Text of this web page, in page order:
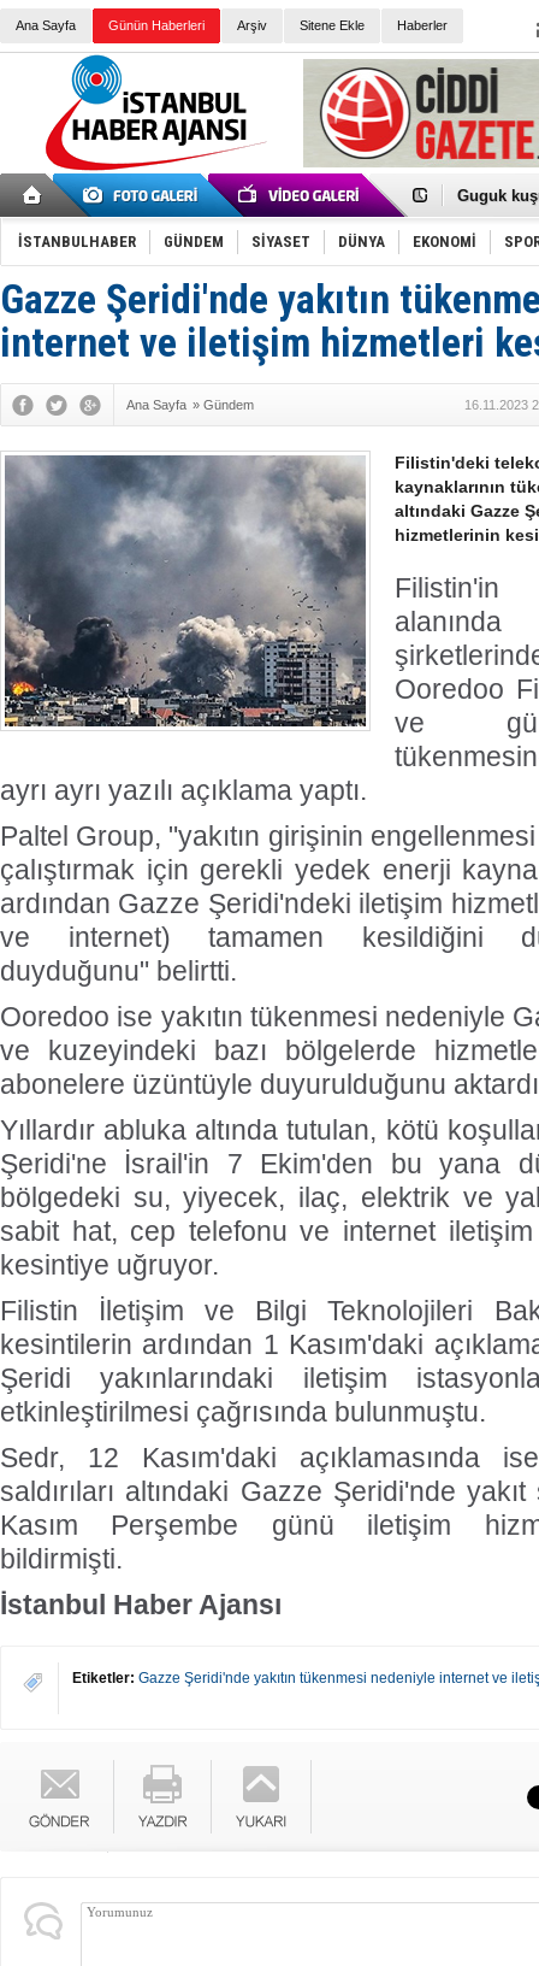
Ana Sayfa Günün Haberleri Arşiv Sitene Ekle Haberler
Türk
Guguk
Sneaker
Erkek
Tommy
Kayyum
Ankara
Kemal
İtalyan
3 gözaltı:
İSTANBULHABER GÜNDEM SİYASET DÜNYA EKONOMİ
Gazze Şeridi'nde yakıtın
internet ve iletişim hizmetleri
Ana Sayfa » Gündem 16.11.2023
Filistin'deki
kaynaklarının
altındaki Gazze
hizmetlerinin
Filistin'in
Ooredoo
ve güç
ayrı ayrı yazılı açıklama yaptı.
Paltel Group, "yakıtın girişinin
çalıştırmak için gerekli yedek enerji
ardından Gazze Şeridi'ndeki iletişim
ve internet) tamamen kesildiğini
duyduğunu" belirtti.
Ooredoo ise yakıtın tükenmesi nedeniyle
ve kuzeyindeki bazı bölgelerde
abonelere üzüntüyle duyurulduğunu
Yıllardır abluka altında tutulan, kötü
Şeridi'ne İsrail'in 7 Ekim'den bu yana
bölgedeki su, yiyecek, ilaç, elektrik ve
sabit hat, cep telefonu ve internet iletişim
kesintiye uğruyor.
Filistin İletişim ve Bilgi Teknolojileri
kesintilerin ardından 1 Kasım'daki
Şeridi yakınlarındaki iletişim
etkinleştirilmesi çağrısında bulunmuştu.
Sedr, 12 Kasım'daki açıklamasında
saldırıları altındaki Gazze Şeridi'nde yakıt
Kasım Perşembe günü iletişim
bildirmişti.
İstanbul Haber Ajansı
Etiketler: Gazze Şeridi'nde yakıtın tükenmesi nedeniyle internet ve